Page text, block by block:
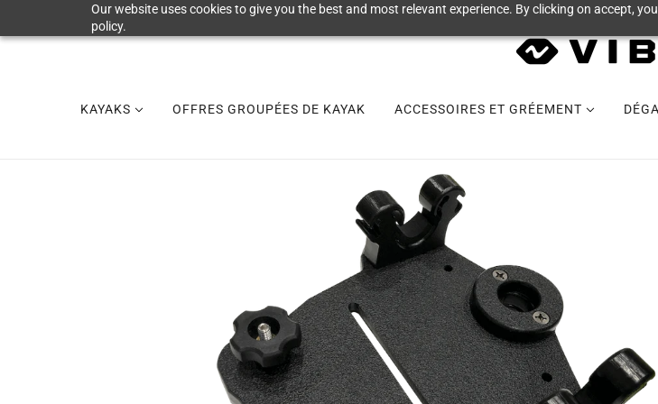
Our website uses cookies to give you the best and most relevant experience. By clicking on accept,
policy.
KAYAKS OFFRES GROUPÉES DE KAYAK ACCESSOIRES ET GRÉEMENT